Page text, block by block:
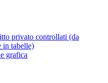
privato controllati (da
in tabelle)
grafica